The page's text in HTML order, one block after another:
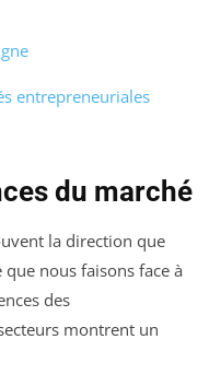
entrepreneuriales
du marché
la direction que
nous faisons face à
des
montrent un